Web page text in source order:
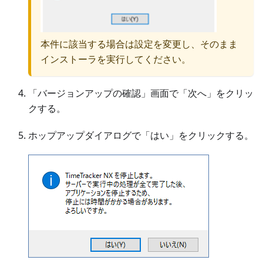
本件に該当する場合は設定を変更し、そのまま
インストーラを実行してください。
「バージョンアップの確認」画面で「次へ」をクリッ
クする。
ホップアップダイアログで「はい」をクリックする。